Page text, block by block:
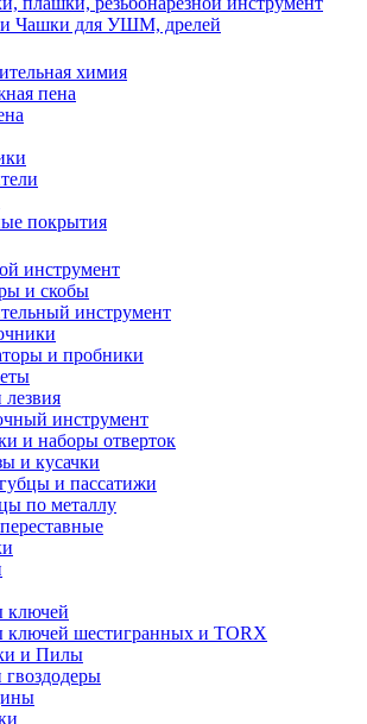
Чашки для УШМ, дрелей
химия
пена
покрытия
инструмент
и скобы
инструмент
и пробники
инструмент
и наборы отверток
и кусачки
и пассатижи
по металлу
ключей
ключей шестигранных и TORX
и Пилы